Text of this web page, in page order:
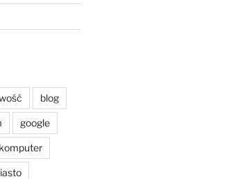
blog
google
komputer